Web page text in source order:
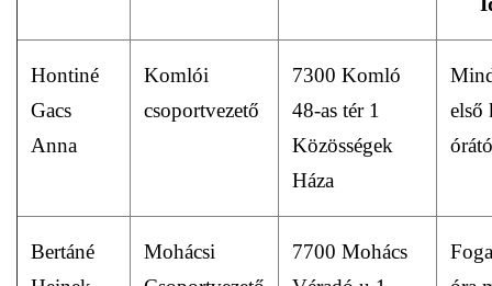
Hontiné
Gacs
Anna
Komlói
csoportvezető
7300 Komló
48-as tér 1
Közösségek
Háza
első
Bertáné
Mohácsi
7700 Mohács